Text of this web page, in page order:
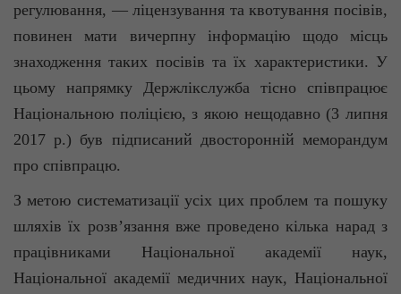
регулювання, — ліцензування та квотування посівів,
повинен мати вичерпну інформацію щодо місць
знаходження таких посівів та їх характеристики. У
цьому напрямку Держлікслужба тісно співпрацює
Національною поліцією, з якою нещодавно (3 липня
2017 р.) був підписаний двосторонній меморандум
про співпрацю.
З метою систематизації усіх цих проблем та пошуку
шляхів їх розв’язання вже проведено кілька нарад з
працівниками Національної академії наук,
Національної академії медичних наук, Національної